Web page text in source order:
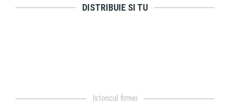
DISTRIBUIE SI TU
Istoricul firmei